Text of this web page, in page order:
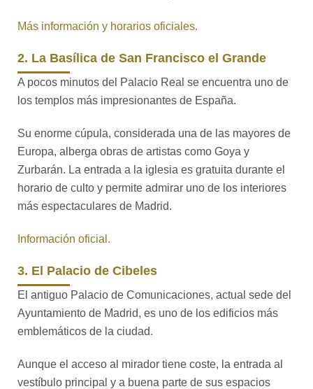
Más información y horarios oficiales.
2. La Basílica de San Francisco el Grande
A pocos minutos del Palacio Real se encuentra uno de
los templos más impresionantes de España.
Su enorme cúpula, considerada una de las mayores de
Europa, alberga obras de artistas como Goya y
Zurbarán. La entrada a la iglesia es gratuita durante el
horario de culto y permite admirar uno de los interiores
más espectaculares de Madrid.
Información oficial.
3. El Palacio de Cibeles
El antiguo Palacio de Comunicaciones, actual sede del
Ayuntamiento de Madrid, es uno de los edificios más
emblemáticos de la ciudad.
Aunque el acceso al mirador tiene coste, la entrada al
vestíbulo principal y a buena parte de sus espacios